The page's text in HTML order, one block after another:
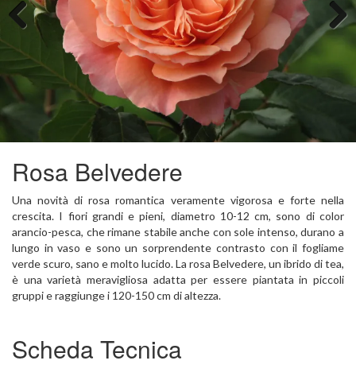
Previous
Rosa Belvedere
Una novità di rosa romantica veramente vigorosa e forte nella
crescita. I fiori grandi e pieni, diametro 10-12 cm, sono di color
arancio-pesca, che rimane stabile anche con sole intenso, durano a
lungo in vaso e sono un sorprendente contrasto con il fogliame
verde scuro, sano e molto lucido. La rosa Belvedere, un ibrido di tea,
è una varietà meravigliosa adatta per essere piantata in piccoli
gruppi e raggiunge i 120-150 cm di altezza.
Scheda Tecnica